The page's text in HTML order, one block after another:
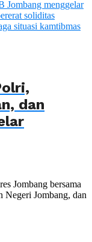
dan
Jombang bersama
Negeri Jombang, dan